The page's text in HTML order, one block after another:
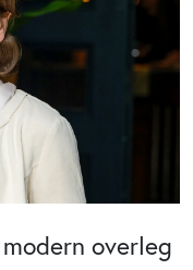
modern overleg